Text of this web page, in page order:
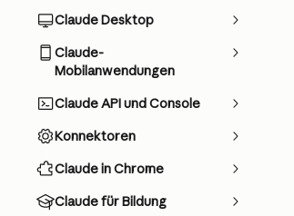
Claude Desktop
Claude-
Mobilanwendungen
Claude API und Console
Konnektoren
Claude in Chrome
Claude für Bildung